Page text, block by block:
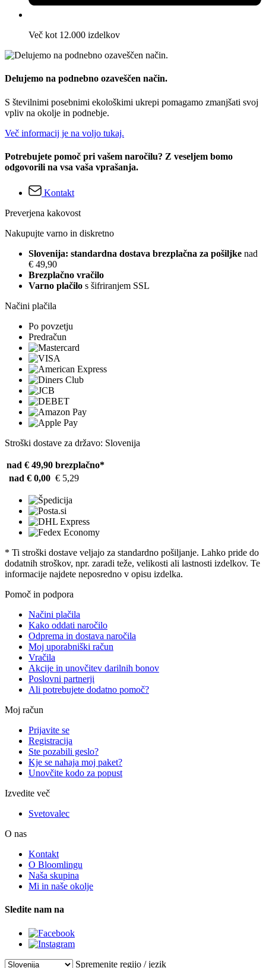
Več kot 12.000 izdelkov
Delujemo na podnebno ozaveščen način.
S številnimi posebnimi ekološkimi ukrepi pomagamo zmanjšati svoj
vpliv na okolje in podnebje.
Več informacij je na voljo tukaj.
Potrebujete pomoč pri vašem naročilu? Z veseljem bomo
odgovorili na vsa vaša vprašanja.
Kontakt
Preverjena kakovost
Nakupujte varno in diskretno
Slovenija: standardna dostava brezplačna za pošiljke nad
€ 49,90
Brezplačno vračilo
Varno plačilo s šifriranjem SSL
Načini plačila
Po povzetju
Predračun
Stroški dostave za državo: Slovenija
nad € 49,90 brezplačno*
nad € 0,00 € 5,29
* Ti stroški dostave veljajo za standardno pošiljanje. Lahko pride do
dodatnih stroškov, npr. zaradi teže, velikosti ali lastnosti izdelkov. Te
informacije najdete neposredno v opisu izdelka.
Pomoč in podpora
Načini plačila
Kako oddati naročilo
Odprema in dostava naročila
Moj uporabniški račun
Vračila
Akcije in unovčitev darilnih bonov
Poslovni partnerji
Ali potrebujete dodatno pomoč?
Moj račun
Prijavite se
Registracija
Ste pozabili geslo?
Kje se nahaja moj paket?
Unovčite kodo za popust
Izvedite več
Svetovalec
O nas
Kontakt
O Bloomlingu
Naša skupina
Mi in naše okolje
Sledite nam na
Spremenite regijo / jezik